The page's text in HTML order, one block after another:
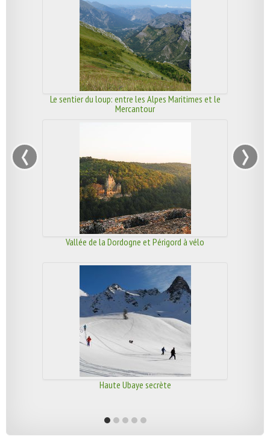
Le sentier du loup: entre les Alpes Maritimes et le
Mercantour
Vallée de la Dordogne et Périgord à vélo
Haute Ubaye secrète
‹ ›